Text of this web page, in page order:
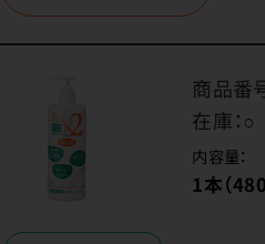
商品番
在庫：○
内容量：
1本（